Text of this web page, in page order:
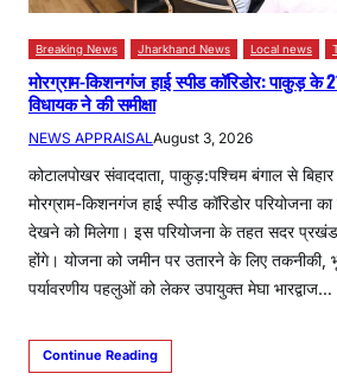
Breaking News Jharkhand News Local news
मोरग्राम-किशनगंज हाई स्पीड कॉरिडोर: पाकुड़ के
विधायक ने की समीक्षा
NEWS APPRAISALAugust 3, 2026
कोटालपोखर संवाददाता, पाकुड़:पश्चिम बंगाल से बिहार
मोरग्राम-किशनगंज हाई स्पीड कॉरिडोर परियोजना
देखने को मिलेगा। इस परियोजना के तहत सदर
होंगे। योजना को जमीन पर उतारने के लिए तकनीकी,
पर्यावरणीय पहलुओं को लेकर उपायुक्त मेघा भारद्वाज…
Continue Reading